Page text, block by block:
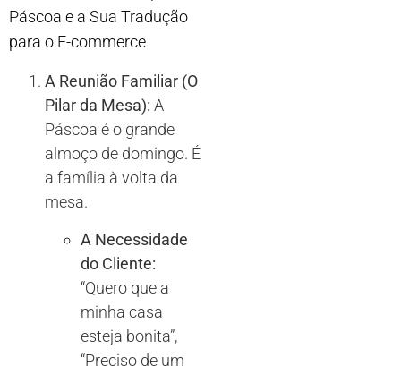
Páscoa e a Sua Tradução
para o E-commerce
A Reunião Familiar (O
Pilar da Mesa): A
Páscoa é o grande
almoço de domingo. É
a família à volta da
mesa.
A Necessidade
do Cliente:
“Quero que a
minha casa
esteja bonita”,
“Preciso de um